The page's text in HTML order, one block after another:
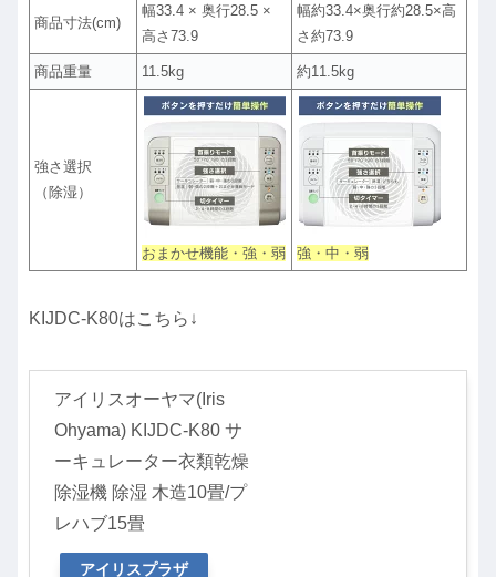
商品寸法(cm)
幅33.4 × 奥行28.5 ×
高さ73.9
幅約33.4×奥行約28.5×高
さ約73.9
商品重量 11.5kg 約11.5kg
強さ選択
（除湿）
おまかせ機能・強・弱 強・中・弱
KIJDC-K80はこちら↓
アイリスオーヤマ(Iris
Ohyama) KIJDC-K80 サ
ーキュレーター衣類乾燥
除湿機 除湿 木造10畳/プ
レハブ15畳
アイリスプラザ